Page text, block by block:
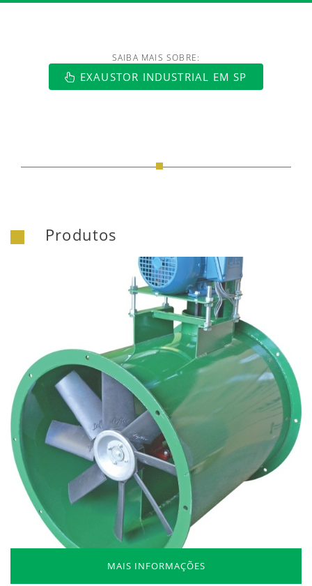
https://www.luftmaxi.com.br/
SAIBA MAIS SOBRE:
EXAUSTOR INDUSTRIAL EM SP
Produtos
MAIS INFORMAÇÕES